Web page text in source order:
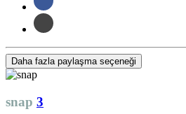
Daha fazla paylaşma seçeneği
snap 3